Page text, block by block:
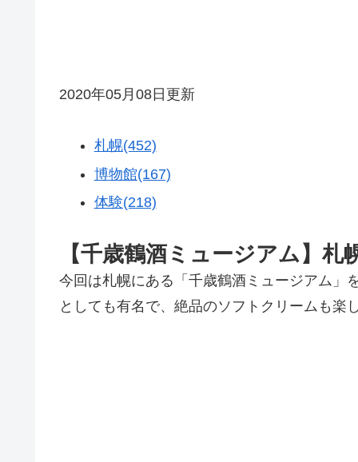
2020年05月08日更新
札幌(452)
博物館(167)
体験(218)
【千歳鶴酒ミュージアム】
今回は札幌にある「千歳鶴酒ミュージアム」
としても有名で、絶品のソフトクリームも楽